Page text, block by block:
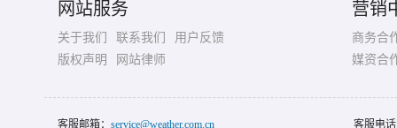
网站服务
关于我们 联系我们
用户反馈
版权声明
网站律师
营销
商务合
媒资合
客服邮箱： service@weather.com.cn 客服电